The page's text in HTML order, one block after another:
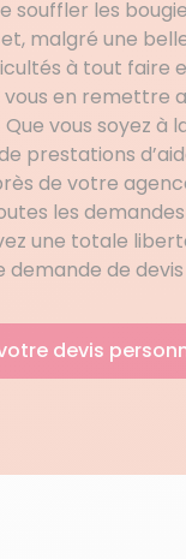
souffler les
malgré une
à tout faire
en remettre
vous soyez à
prestations
de votre
les
une totale
de
devis